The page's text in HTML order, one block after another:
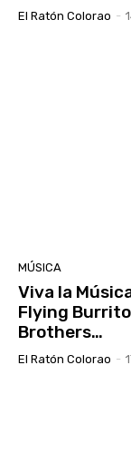
El Ratón Colorao -
MÚSICA
Viva la
Flying
Brothers…
El Ratón Colorao -